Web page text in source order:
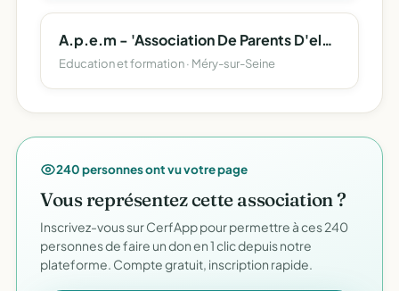
A.p.e.m - 'Association De Parents D'eleves De Mery'
Education et formation · Méry-sur-Seine
240 personnes ont vu votre page
Vous représentez cette association ?
Inscrivez-vous sur CerfApp pour permettre à ces 240
personnes de faire un don en 1 clic depuis notre
plateforme. Compte gratuit, inscription rapide.